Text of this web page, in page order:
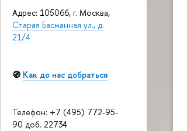
Адрес: 105066, г. Москва,
Старая Басманная ул., д.
21/4
🧭 Как до нас добраться
Телефон: +7 (495) 772-95-
90 доб. 22734